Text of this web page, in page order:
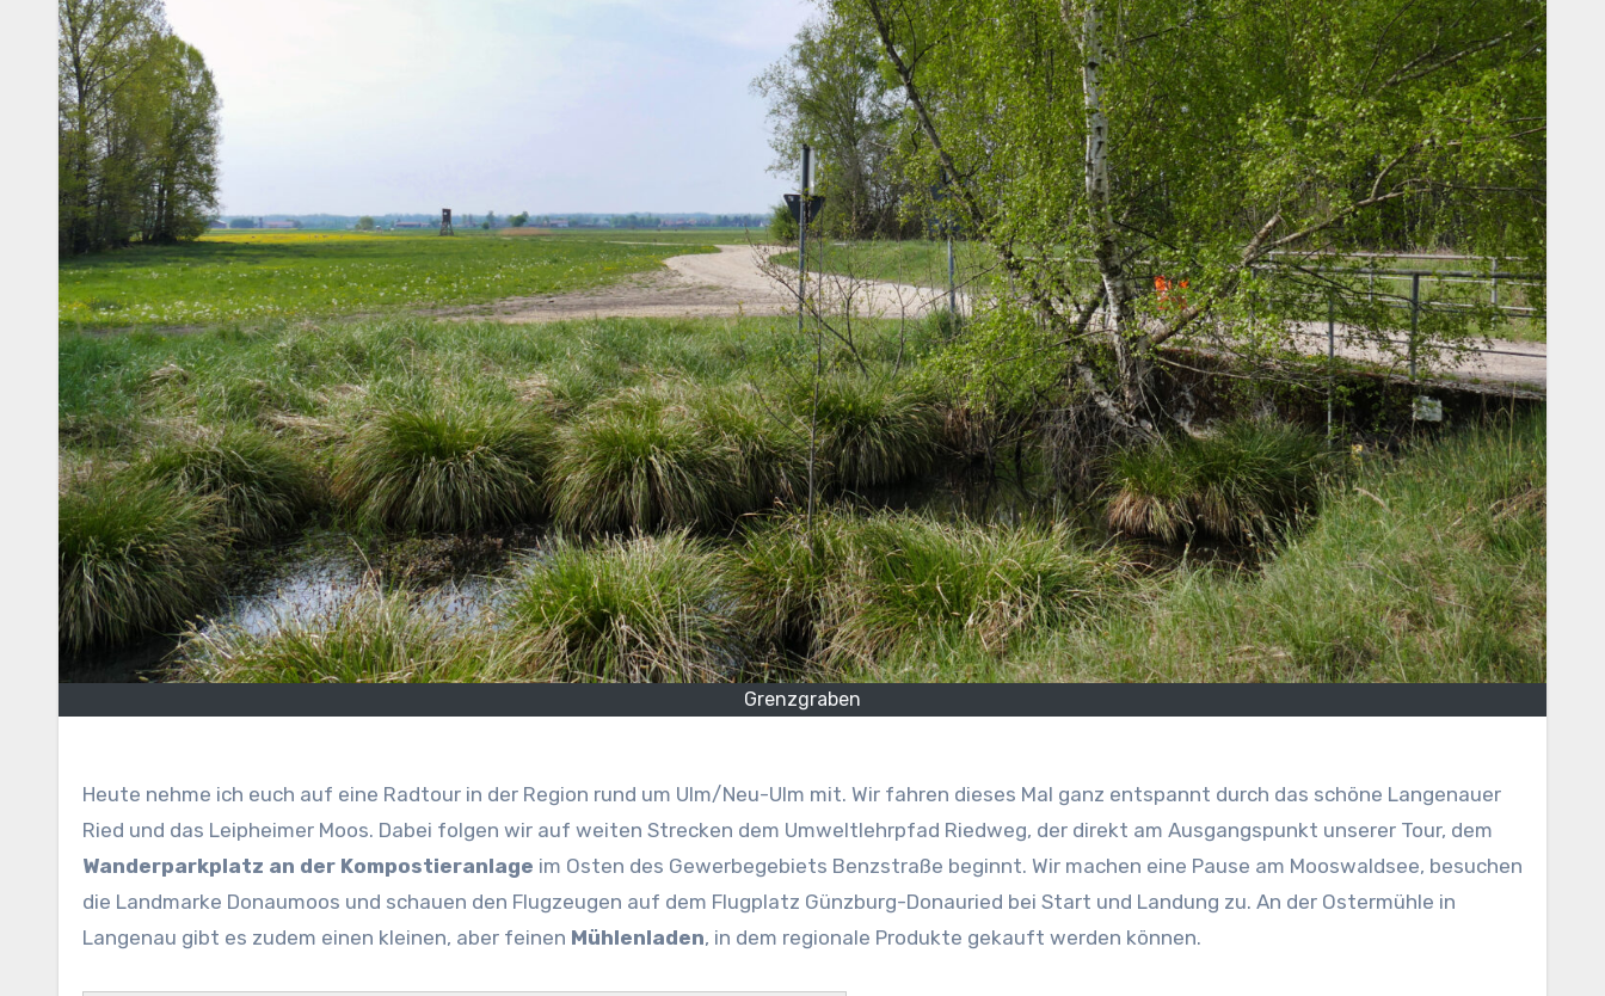
Grenzgraben
Heute nehme ich euch auf eine Radtour in der Region rund um Ulm/Neu-Ulm mit. Wir fahren dieses Mal ganz entspannt durch das schöne Langenauer
Ried und das Leipheimer Moos. Dabei folgen wir auf weiten Strecken dem Umweltlehrpfad Riedweg, der direkt am Ausgangspunkt unserer Tour, dem
Wanderparkplatz an der Kompostieranlage im Osten des Gewerbegebiets Benzstraße beginnt. Wir machen eine Pause am Mooswaldsee, besuchen
die Landmarke Donaumoos und schauen den Flugzeugen auf dem Flugplatz Günzburg-Donauried bei Start und Landung zu. An der Ostermühle in
Langenau gibt es zudem einen kleinen, aber feinen Mühlenladen, in dem regionale Produkte gekauft werden können.